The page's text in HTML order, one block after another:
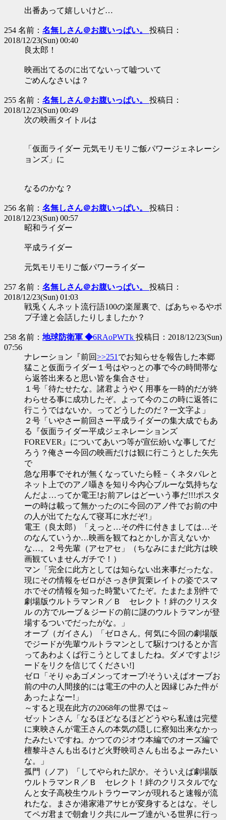
出番あって嬉しいけど…
254 名前： 名無しさん＠お腹いっぱい。 投稿日：
2018/12/23(Sun) 00:40
良太郎！
映画出てるのに出てないって嘘ついて
ごめんなさいは？
255 名前： 名無しさん＠お腹いっぱい。 投稿日：
2018/12/23(Sun) 00:49
次の映画タイトルは
「仮面ライダー 元気モリモリご飯パワージェネレーシ
ョンズ」に
なるのかな？
256 名前： 名無しさん＠お腹いっぱい。 投稿日：
2018/12/23(Sun) 00:57
昭和ライダー
平成ライダー
元気モリモリご飯パワーライダー
257 名前： 名無しさん＠お腹いっぱい。 投稿日：
2018/12/23(Sun) 01:03
戦兎くんネット流行語100の楽屋裏で、ばあちゃるやポ
プ子達と会話したりしましたか？
258 名前： 地球防衛軍 ◆6RAoPWTk 投稿日：2018/12/23(Sun)
07:56
ナレーション『前回>>251 でお知らせを報告した本郷
猛こと仮面ライダー１号はやっとの事で今の時間帯な
ら返答出来ると思い皆を集合させ』
１号「待たせたな。諸君ようやく用事を一時的だが終
わらせる事に成功したぞ。よって今のこの時に返答に
行こうではないか。ってどうしたのだ？一文字よ」
２号「いやさー前回さー平成ライダーの集大成でもあ
る『仮面ライダー平成ジェネレーションズ
FOREVER』についてあいつ等が宣伝紛いな事してだ
ろう？俺さー今回の映画だけは観に行こうとした矢先
で
急な用事でそれが無くなっていたら軽－くネタバレと
ネット上でのアノ囁きを知り今内心ブルーな気持ちな
んだよ…ってか電王!お前アレはどーいう事だ!!!ポスタ
ーの時は載って無かったのに今回のアノ件でお前の中
の人が出てたなんて寝耳に水だぞ!」
電王（良太郎）「えっと…その件に付きましては…そ
のなんていうか…映画を観てねとかしか言えないか
な…。２号先輩（アセアセ」（ちなみにまだ此方は映
画観ていませんガチで！）
マン「完全に此方としては知らない出来事だったな。
現にその情報をゼロがさっき伊賀栗レイトの姿でスマ
ホでその情報を知った時驚いてたぞ。たまたま別件で
劇場版ウルトラマンＲ／Ｂ セレクト！絆のクリスタ
ル の方でルーブ＆ジードの前に謎のウルトラマンが登
場するついでだったがな。」
オーブ（ガイさん）「ゼロさん。何気に今回の劇場版
でジードが先輩ウルトラマンとして駆けつけるとか言
ってあわよくば行こうとしてましたね。ダメですよ!ジ
ードをリクを信じてください!]
ゼロ「そりゃあゴメンってオーブ!そういえばオーブお
前の中の人間接的には電王の中の人と因縁じみた件が
あったよなー!」
～すると現在此方の2068年の世界では～
ゼットンさん「なるほどなるほどどうやら私達は完璧
に東映さんが電王さんの本気の隠しに察知出来なかっ
たみたいですね。かつてのジオウ本編でのオーズ編で
檀黎斗さんも出るけど火野映司さんも出るよーみたい
な。」
孤門（ノア）「してやられた訳か。そういえば劇場版
ウルトラマンＲ／Ｂ セレクト！絆のクリスタルでな
んと女子高校生ウルトラウーマンが現れると速報が流
れたな。まさか港家港アサヒが変身するとはな。そし
てペガ君まで朝倉リク共にルーブ達がいる世界に行っ